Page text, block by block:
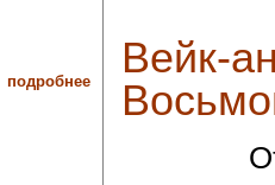
подробнее
Вейк-